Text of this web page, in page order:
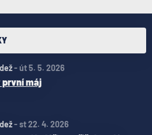
-út 5. 5. 2026
první máj
-st 22. 4. 2026